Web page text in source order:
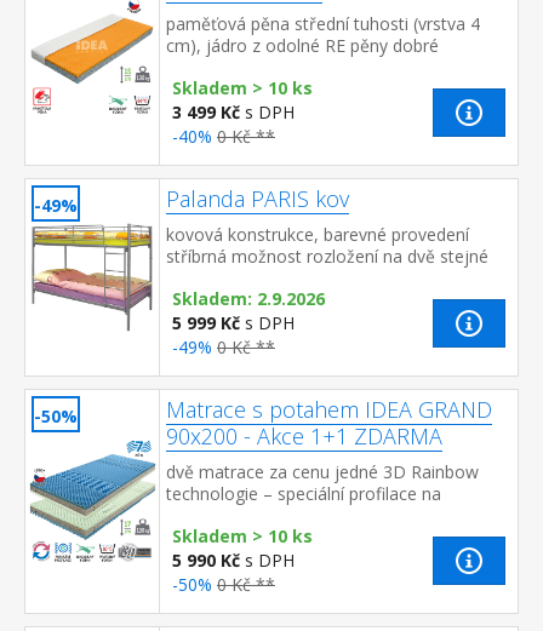
paměťová pěna střední tuhosti (vrstva 4
cm), jádro z odolné RE pěny dobré
matrace vhodná pro ...
Skladem > 10 ks
3 499 Kč s DPH
-40% 0 Kč **
-49% Palanda PARIS kov
kovová konstrukce, barevné provedení
stříbrná možnost rozložení na dvě stejné
bez matrací, ale včetně kovov...
Skladem: 2.9.2026
5 999 Kč s DPH
-49% 0 Kč **
-50%
Matrace s potahem IDEA GRAND
90x200 - Akce 1+1 ZDARMA
dvě matrace za cenu jedné 3D Rainbow
technologie – speciální profilace na
pěn různých vlastností a tuhostí, kt...
Skladem > 10 ks
5 990 Kč s DPH
-50% 0 Kč **